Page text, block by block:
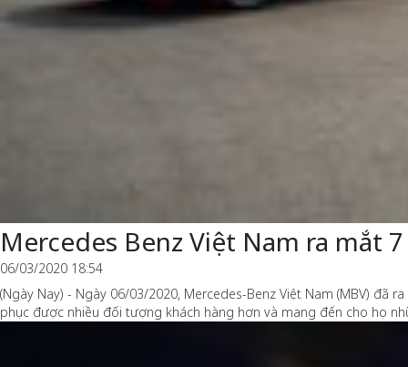
Mercedes Benz Việt Nam ra mắt
06/03/2020 18:54
(Ngày Nay) - Ngày 06/03/2020, Mercedes-Benz Việt Nam (MBV)
phục được nhiều đối tượng khách hàng hơn và mang đến cho họ